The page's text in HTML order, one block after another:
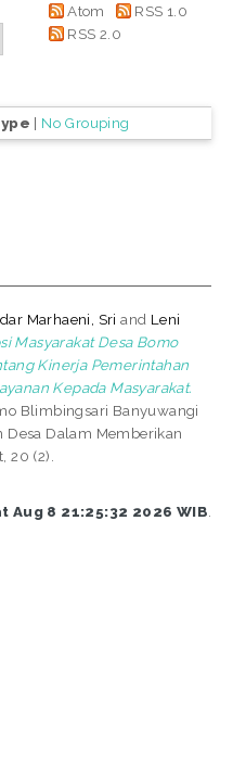
Atom
RSS 1.0
RSS 2.0
| No Grouping
Marhaeni, Sri and Leni
Masyarakat Desa Bomo
Kinerja Pemerintahan
Kepada Masyarakat.
Blimbingsari Banyuwangi
Desa Dalam Memberikan
20 (2).
Aug 8 21:25:32 2026 WIB